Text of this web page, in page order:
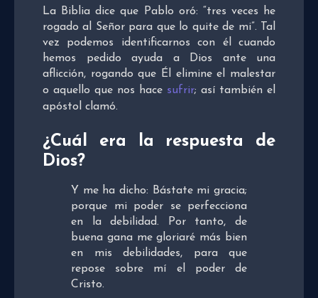
La Biblia dice que Pablo oró: “tres veces he
rogado al Señor para que lo quite de mi”. Tal
vez podemos identificarnos con él cuando
hemos pedido ayuda a Dios ante una
aflicción, rogando que Él elimine el malestar
o aquello que nos hace sufrir; así también el
apóstol clamó.
¿Cuál era la respuesta de
Dios?
Y me ha dicho: Bástate mi gracia;
porque mi poder se perfecciona
en la debilidad. Por tanto, de
buena gana me gloriaré más bien
en mis debilidades, para que
repose sobre mí el poder de
Cristo.